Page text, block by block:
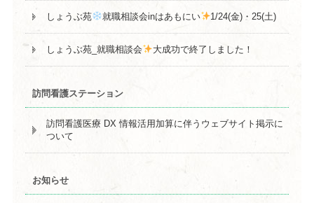
しょうぶ苑 就職相談会inはあもにい 1/24(金)・25(土)
しょうぶ苑_就職相談会 大成功で終了しました！
訪問看護ステーション
訪問看護医療 DX 情報活用加算に伴うウェブサイト掲示に
ついて
お知らせ